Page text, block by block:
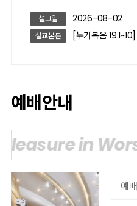
설교일 2026-08-02
설교본문 [누가복음 19:1~10]
예배안내
in
예